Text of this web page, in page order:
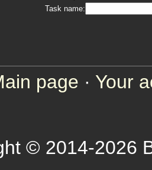
Task name:
page · Your
© 2014-2026